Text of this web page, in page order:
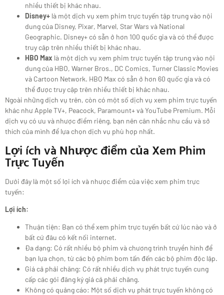
nhiều thiết bị khác nhau.
Disney+ là một dịch vụ xem phim trực tuyến tập trung vào nội
dung của Disney, Pixar, Marvel, Star Wars và National
Geographic. Disney+ có sẵn ở hơn 100 quốc gia và có thể được
truy cập trên nhiều thiết bị khác nhau.
HBO Max là một dịch vụ xem phim trực tuyến tập trung vào nội
dung của HBO, Warner Bros., DC Comics, Turner Classic Movies
và Cartoon Network. HBO Max có sẵn ở hơn 60 quốc gia và có
thể được truy cập trên nhiều thiết bị khác nhau.
Ngoài những dịch vụ trên, còn có một số dịch vụ xem phim trực tuyến
khác như Apple TV+, Peacock, Paramount+ và YouTube Premium. Mỗi
dịch vụ có ưu và nhược điểm riêng, bạn nên cân nhắc nhu cầu và sở
thích của mình để lựa chọn dịch vụ phù hợp nhất.
Lợi ích và Nhược điểm của Xem Phim
Trực Tuyến
Dưới đây là một số lợi ích và nhược điểm của việc xem phim trực
tuyến:
Lợi ích:
Thuận tiện: Bạn có thể xem phim trực tuyến bất cứ lúc nào và ở
bất cứ đâu có kết nối internet.
Đa dạng: Có rất nhiều bộ phim và chương trình truyền hình để
bạn lựa chọn, từ các bộ phim bom tấn đến các bộ phim độc lập.
Giá cả phải chăng: Có rất nhiều dịch vụ phát trực tuyến cung
cấp các gói đăng ký giá cả phải chăng.
Không có quảng cáo: Một số dịch vụ phát trực tuyến không có